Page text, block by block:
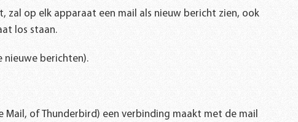
zal op elk apparaat een mail als nieuw bericht zien, ook
los staan.
nieuwe berichten).
Mail, of Thunderbird) een verbinding maakt met de mail